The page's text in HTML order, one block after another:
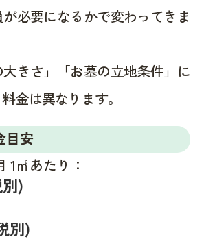
必要になるかで変わってきま
きさ」「お墓の立地条件」に
金は異なります。
目安
1㎡あたり：
)
別)